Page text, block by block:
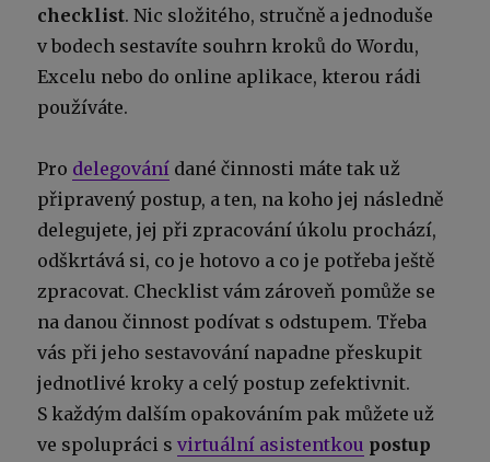
checklist. Nic složitého, stručně a jednoduše
v bodech sestavíte souhrn kroků do Wordu,
Excelu nebo do online aplikace, kterou rádi
používáte.
Pro delegování dané činnosti máte tak už
připravený postup, a ten, na koho jej následně
delegujete, jej při zpracování úkolu prochází,
odškrtává si, co je hotovo a co je potřeba ještě
zpracovat. Checklist vám zároveň pomůže se
na danou činnost podívat s odstupem. Třeba
vás při jeho sestavování napadne přeskupit
jednotlivé kroky a celý postup zefektivnit.
S každým dalším opakováním pak můžete už
ve spolupráci svirtuální asistentkou postup